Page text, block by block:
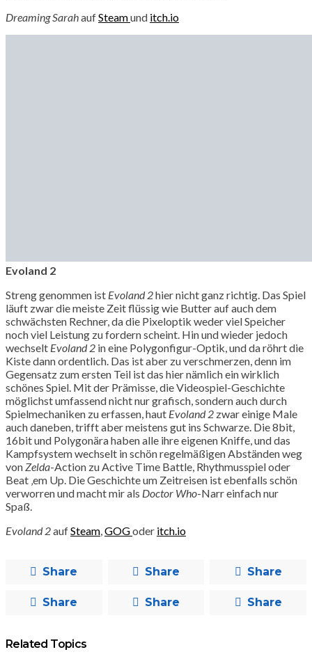
Dreaming SarahaufSteamund itch.io
Evoland 2
Streng genommen ist Evoland 2hier nicht ganz richtig. Das Spiel
läuft zwar die meiste Zeit flüssig wie Butter auf auch dem
schwächsten Rechner, da die Pixeloptik weder viel Speicher
noch viel Leistung zu fordern scheint. Hin und wieder jedoch
wechselt Evoland 2 in eine Polygonfigur-Optik, und da röhrt die
Kiste dann ordentlich. Das ist aber zu verschmerzen, denn im
Gegensatz zum ersten Teil ist das hier nämlich ein wirklich
schönes Spiel. Mit der Prämisse, die Videospiel-Geschichte
möglichst umfassend nicht nur grafisch, sondern auch durch
Spielmechaniken zu erfassen, haut Evoland 2 zwar einige Male
auch daneben, trifft aber meistens gut ins Schwarze. Die 8bit,
16bit und Polygonära haben alle ihre eigenen Kniffe, und das
Kampfsystem wechselt in schön regelmäßigen Abständen weg
von Zelda-Action zu Active Time Battle, Rhythmusspiel oder
Beat ‚em Up. Die Geschichte um Zeitreisen ist ebenfalls schön
verworren und macht mir als Doctor Who-Narr einfach nur
Spaß.
Evoland 2aufSteam GOGoder itch.io
Share Share Share
Share Share Share
Related Topics